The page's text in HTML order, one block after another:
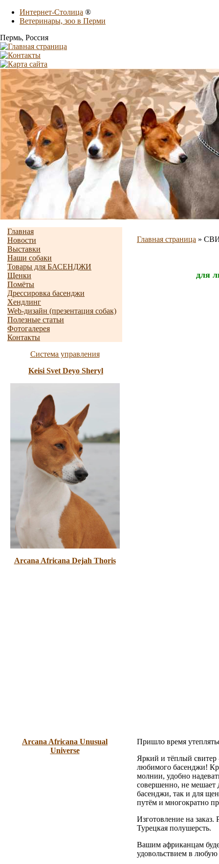
Интернет-Столица ®
Ветеринары, зоо в Перми
Пермь, Россия
Главная
Новости
Выставки
Наши собаки
Товары для БАСЕНДЖИ
Щенки
Помёты
Дрессировка басенджи
Хендлинг
Web-дизайн (презентация собак)
Полезные статьи
Фотогалерея
Контакты
Система управления
Keisi Svet Deyo Sheryl
Arcana Africana Dejah Thoris
Arcana Africana Unusual
Universe
Главная страница »
для
Пришло время
Яркий и тёплый свитер
любимого басенджи!
молнии, удобно
совершенно, не мешает
басенджи, так и для
путём и многократно
Изготовление на
Турецкая полушерсть.
Вашим африканцам
удовольствием в любую